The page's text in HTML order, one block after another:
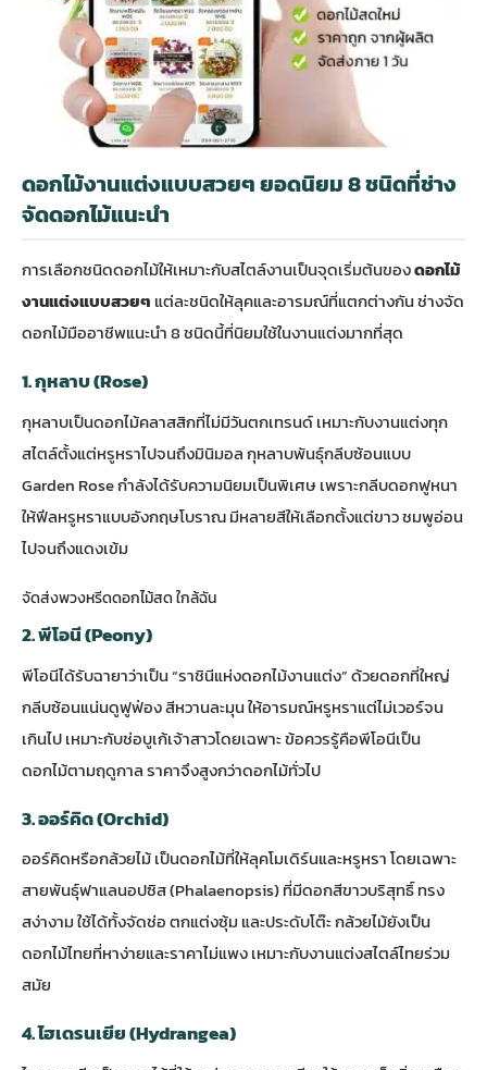
ดอกไม้งานแต่งแบบสวยๆ ยอดนิยม 8 ชนิดที่ช่าง
จัดดอกไม้แนะนำ
การเลือกชนิดดอกไม้ให้เหมาะกับสไตล์งานเป็นจุดเริ่มต้นของดอกไม้
งานแต่งแบบสวยๆ แต่ละชนิดให้ลุคและอารมณ์ที่แตกต่างกัน ช่างจัด
ดอกไม้มืออาชีพแนะนำ 8 ชนิดนี้ที่นิยมใช้ในงานแต่งมากที่สุด
1. กุหลาบ (Rose)
กุหลาบเป็นดอกไม้คลาสสิกที่ไม่มีวันตกเทรนด์ เหมาะกับงานแต่งทุก
สไตล์ตั้งแต่หรูหราไปจนถึงมินิมอล กุหลาบพันธุ์กลีบซ้อนแบบ
Garden Rose กำลังได้รับความนิยมเป็นพิเศษ เพราะกลีบดอกฟูหนา
ให้ฟีลหรูหราแบบอังกฤษโบราณ มีหลายสีให้เลือกตั้งแต่ขาว ชมพูอ่อน
ไปจนถึงแดงเข้ม
จัดส่งพวงหรีดดอกไม้สด ใกล้ฉัน
2. พีโอนี (Peony)
พีโอนีได้รับฉายาว่าเป็น “ราชินีแห่งดอกไม้งานแต่ง” ด้วยดอกที่ใหญ่
กลีบซ้อนแน่นดูฟูฟ่อง สีหวานละมุน ให้อารมณ์หรูหราแต่ไม่เวอร์จน
เกินไป เหมาะกับช่อบูเก้เจ้าสาวโดยเฉพาะ ข้อควรรู้คือพีโอนีเป็น
ดอกไม้ตามฤดูกาล ราคาจึงสูงกว่าดอกไม้ทั่วไป
3. ออร์คิด (Orchid)
ออร์คิดหรือกล้วยไม้ เป็นดอกไม้ที่ให้ลุคโมเดิร์นและหรูหรา โดยเฉพาะ
สายพันธุ์ฟาแลนอปซิส (Phalaenopsis) ที่มีดอกสีขาวบริสุทธิ์ ทรง
สง่างาม ใช้ได้ทั้งจัดช่อ ตกแต่งซุ้ม และประดับโต๊ะ กล้วยไม้ยังเป็น
ดอกไม้ไทยที่หาง่ายและราคาไม่แพง เหมาะกับงานแต่งสไตล์ไทยร่วม
สมัย
4. ไฮเดรนเยีย (Hydrangea)